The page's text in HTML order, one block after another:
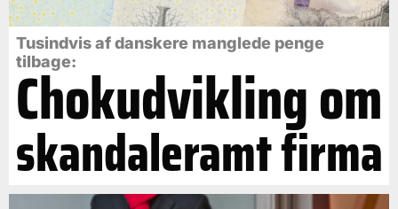
Tusindvis af danskere manglede penge
tilbage:
Chokudvikling om
skandaleramt firma